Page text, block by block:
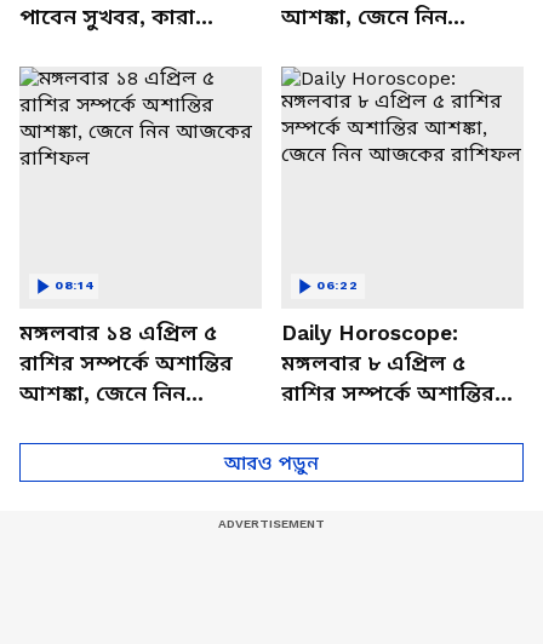
পাবেন সুখবর, কারা
বিশদে
আশঙ্কা, জেনে নিন
মঙ্গলবার ১৪ এপ্রিল ৫
রাশির সম্পর্কে অশান্তির
আশঙ্কা, জেনে নিন
08:14
Daily Horoscope:
মঙ্গলবার ৮ এপ্রিল ৫
রাশির সম্পর্কে অশান্তির
আজকের রাশিফল
06:22
আরও পড়ুন